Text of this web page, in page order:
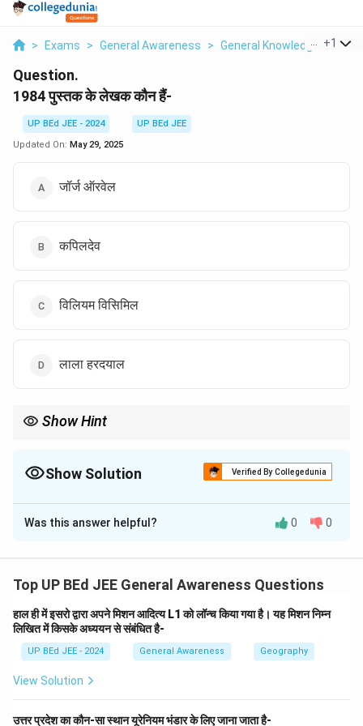
> Exams > General Awareness > General Knowledge >
+1
Question.
1984 पुस्तक के लेखक कौन हैं-
UP BEd JEE - 2024
UP BEd JEE
Updated On: May 29, 2025
जॉर्ज ऑरवेल
कपिलदेव
विलियम विसिमिल
लाला हरदयाल
Show Hint
महत्व रखती हैं।
Show Solution Verified By Collegedunia
The Correct Option isA
Solution and Explanation
यह प्रश्न प्रसिद्ध पुस्तक '1984' के लेखक की पहचान करने के लिए
सामान्य ज्ञान का प्रश्न है।चरण 2: पुस्तक '1984' और उसके लेखक
के बारे में जानें
'1984' एक प्रसिद्ध dystopian (दुःस्वप्न-दर्शी) सामाजिक विज्ञान
कथा उपन्यास है। यह पुस्तक एक अधिनायकवादी शासन की चेतावनी
नियंत्रित करती है, जिसमें उनके विचार भी शामिल हैं। यह उपन्यास
Was this answer helpful? 0 0
Top UP BEd JEE General Awareness Questions
हाल ही में इसरो द्वारा अपने मिशन आदित्य L1 को लॉन्च किया गया है। यह मिशन निम्न
लिखित में किसके अध्ययन से संबंधित है-
UP BEd JEE - 2024 General Awareness Geography
View Solution
उत्तर प्रदेश का कौन-सा स्थान यूरेनियम भंडार के लिए जाना जाता है-